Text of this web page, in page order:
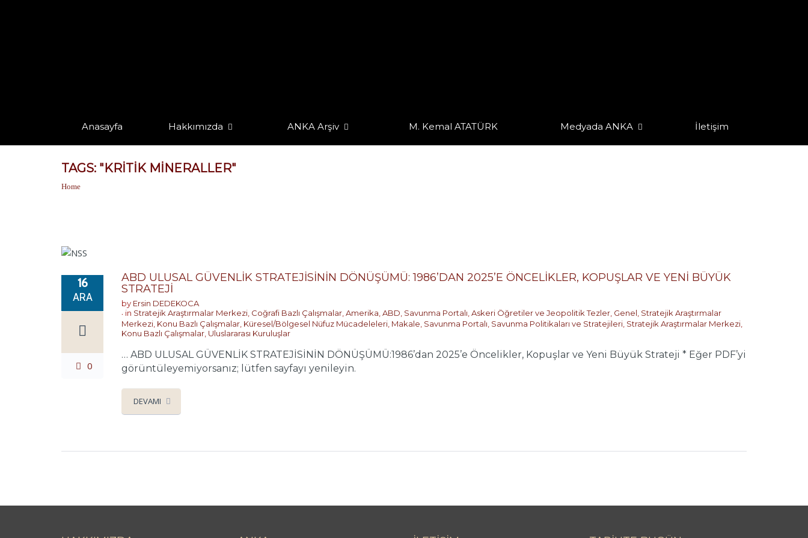
Anasayfa Hakkımızda ANKA Arşiv M. Kemal ATATÜRK Medyada ANKA İletişim
TAGS: "KRITIK MINERALLER"
Home
16
ARA
0
ABD ULUSAL GÜVENLİK STRATEJİSİNİN DÖNÜŞÜMÜ: 1986’DAN 2025’E ÖNCELİKLER, KOPUŞLAR VE YENİ BÜYÜK
STRATEJİ
by Ersin DEDEKOCA
in Stratejik Araştırmalar Merkezi, Coğrafi Bazlı Çalışmalar,Amerika,ABD, Savunma Portalı,Askeri Öğretiler ve Jeopolitik Tezler, Genel, Stratejik Araştırmalar
Merkezi, Konu Bazlı Çalışmalar, Küresel/Bölgesel Nüfuz Mücadeleleri, Makale, Savunma Portalı, Savunma Politikaları ve Stratejileri, Stratejik Araştırmalar Merkezi,
Konu Bazlı Çalışmalar, Uluslararası Kuruluşlar
… ABD ULUSAL GÜVENLİK STRATEJİSİNİN DÖNÜŞÜMÜ:1986’dan 2025’e Öncelikler, Kopuşlar ve Yeni Büyük Strateji * Eğer PDF’yi
görüntüleyemiyorsanız; lütfen sayfayı yenileyin.
DEVAMI